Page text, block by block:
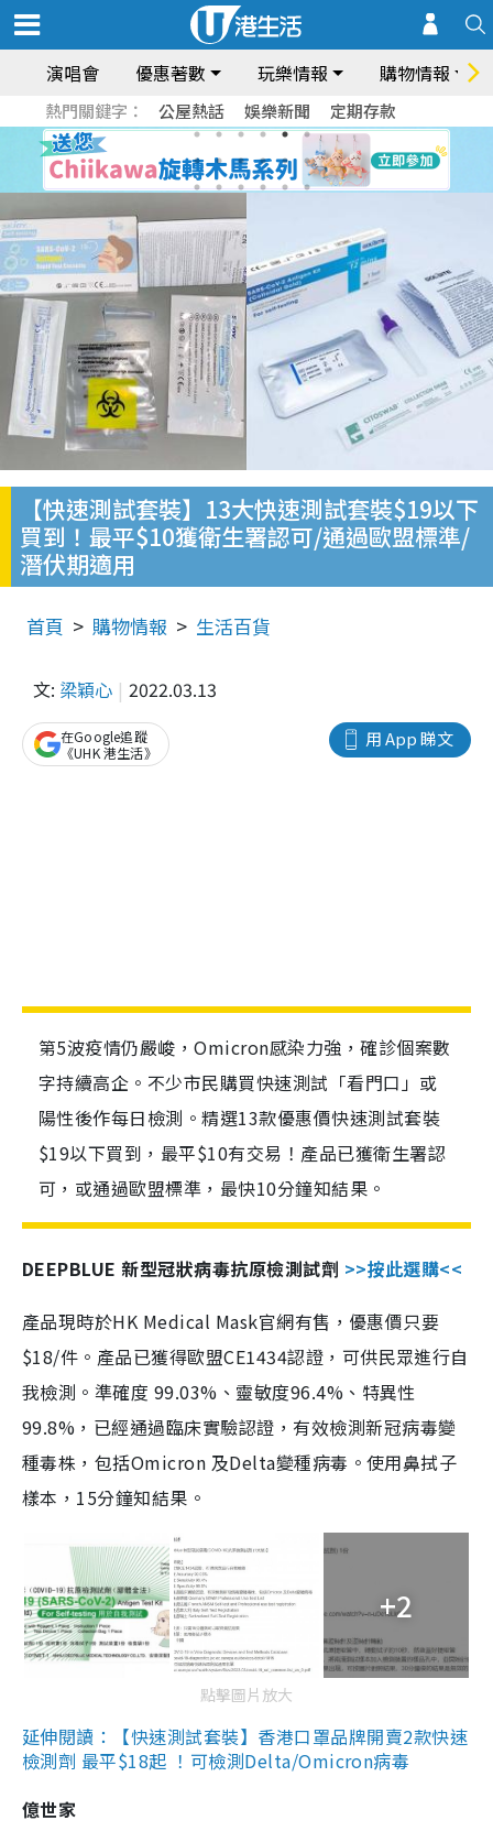
演唱會 優惠著數 玩樂情報 購物情報
熱門關鍵字： 公屋熱話 娛樂新聞 定期存款
【快速測試套裝】13大快速測試套裝$19以下
買到！最平$10獲衛生署認可/通過歐盟標準/
潛伏期適用
首頁 購物情報 生活百貨
文: 梁穎心 2022.03.13
用 App 睇文
在Google追蹤
《UHK 港生活》
第5波疫情仍嚴峻，Omicron感染力強，確診個案數
字持續高企。不少市民購買快速測試「看門口」或
陽性後作每日檢測。精選13款優惠價快速測試套裝
$19以下買到，最平$10有交易！產品已獲衛生署認
可，或通過歐盟標準，最快10分鐘知結果。
DEEPBLUE 新型冠狀病毒抗原檢測試劑 >>按此選購<<
產品現時於HK Medical Mask官網有售，優惠價只要
$18/件。產品已獲得歐盟CE1434認證，可供民眾進行自
我檢測。準確度 99.03%、靈敏度96.4%、特異性
99.8%，已經通過臨床實驗認證，有效檢測新冠病毒變
種毒株，包括Omicron 及Delta變種病毒。使用鼻拭子
樣本，15分鐘知結果。
+2
點擊圖片放大
延伸閱讀：【快速測試套裝】香港口罩品牌開賣2款快速
檢測劑 最平$18起 ！可檢測Delta/Omicron病毒
億世家